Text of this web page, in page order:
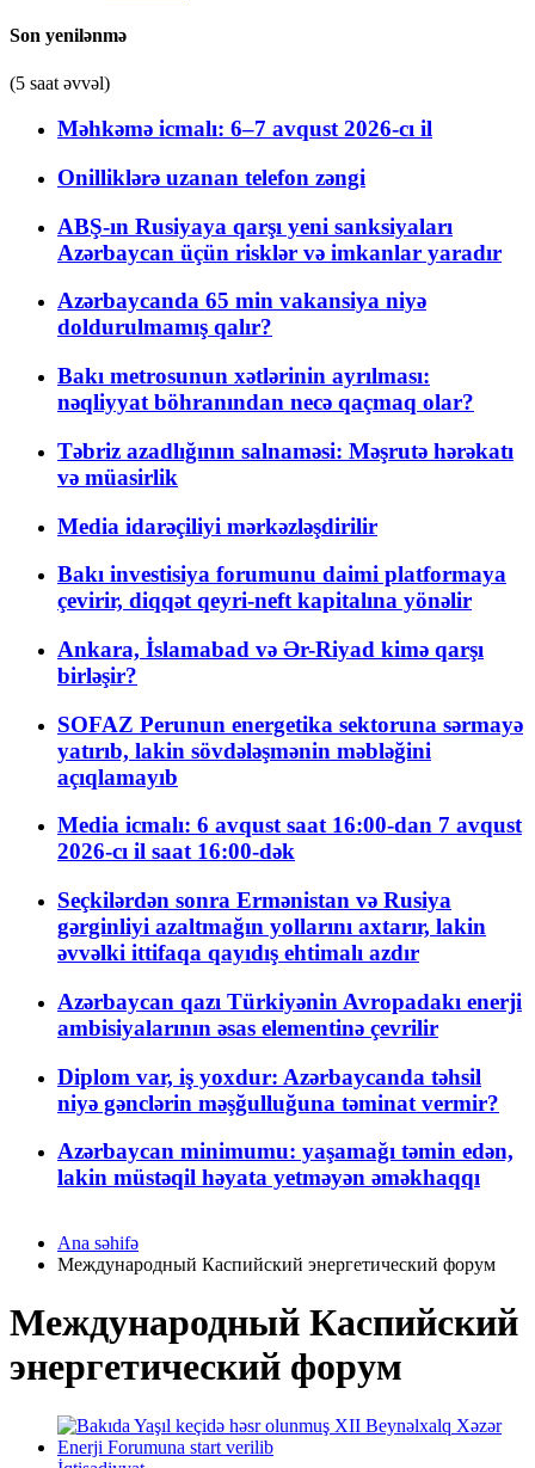
Son yenilənmə
(5 saat əvvəl)
Məhkəmə icmalı: 6–7 avqust 2026-cı il
Onilliklərə uzanan telefon zəngi
ABŞ-ın Rusiyaya qarşı yeni sanksiyaları
Azərbaycan üçün risklər və imkanlar yaradır
Azərbaycanda 65 min vakansiya niyə
doldurulmamış qalır?
Bakı metrosunun xətlərinin ayrılması:
nəqliyyat böhranından necə qaçmaq olar?
Təbriz azadlığının salnaməsi: Məşrutə hərəkatı
və müasirlik
Media idarəçiliyi mərkəzləşdirilir
Bakı investisiya forumunu daimi platformaya
çevirir, diqqət qeyri-neft kapitalına yönəlir
Ankara, İslamabad və Ər-Riyad kimə qarşı
birləşir?
SOFAZ Perunun energetika sektoruna sərmayə
yatırıb, lakin sövdələşmənin məbləğini
açıqlamayıb
Media icmalı: 6 avqust saat 16:00-dan 7 avqust
2026-cı il saat 16:00-dək
Seçkilərdən sonra Ermənistan və Rusiya
gərginliyi azaltmağın yollarını axtarır, lakin
əvvəlki ittifaqa qayıdış ehtimalı azdır
Azərbaycan qazı Türkiyənin Avropadakı enerji
ambisiyalarının əsas elementinə çevrilir
Diplom var, iş yoxdur: Azərbaycanda təhsil
niyə gənclərin məşğulluğuna təminat vermir?
Azərbaycan minimumu: yaşamağı təmin edən,
lakin müstəqil həyata yetməyən əməkhaqqı
Ana səhifə
Международный Каспийский энергетический форум
Международный Каспийский
энергетический форум